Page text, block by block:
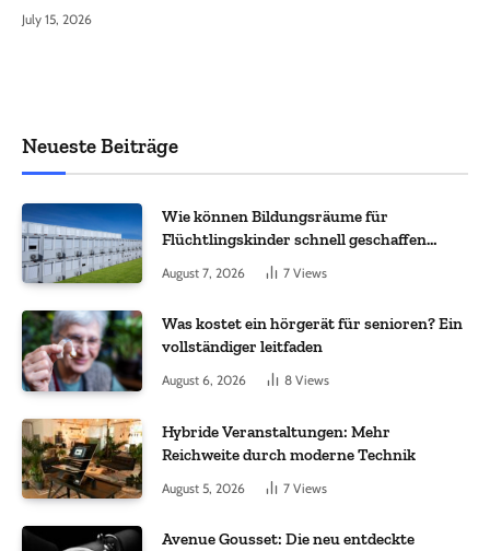
July 15, 2026
Neueste Beiträge
Wie können Bildungsräume für
Flüchtlingskinder schnell geschaffen
August 7, 2026 7 Views
Was kostet ein hörgerät für senioren? Ein
vollständiger leitfaden
August 6, 2026 8 Views
Hybride Veranstaltungen: Mehr
Reichweite durch moderne Technik
August 5, 2026 7 Views
Avenue Gousset: Die neu entdeckte